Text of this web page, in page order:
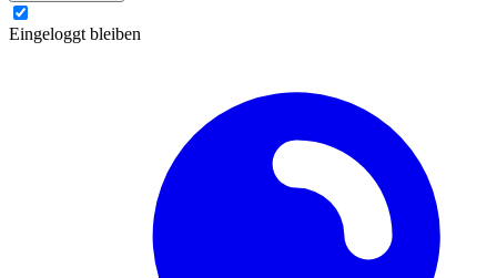
Eingeloggt bleiben